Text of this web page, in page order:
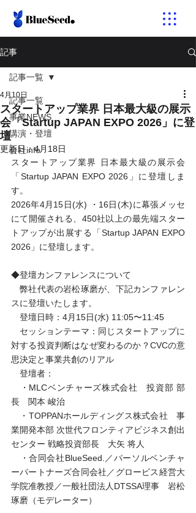
記事
記事一覧
事業NEWS
講演・登壇
会社info
記事一覧
スタートアップ業界 日本最大級の展示
会「Startup JAPAN EXPO 2026」に登
壇
4月10日
更新日：4月18日
スタートアップ業界 日本最大級の展示会
「Startup JAPAN EXPO 2026」に登壇しま
す。
2026年4月15日(水) ・16日(木)に幕張メッセ
にて開催される、450社以上の最先端スター
トアップが出展する「Startup JAPAN EXPO
2026」に登壇します。
◆登壇カンファレンスについて
弊社代表の岩松琢磨が、下記カンファレン
スに登壇いたします。
登壇日時：4月15日(水) 11:05〜11:45
セッションテーマ：同じスタートアップに
対する投資判断はなぜ変わるのか？CVCの意
思決定と事業共創のリアル
登壇者：
・MLCベンチャーズ株式会社　投資部 部
長　関本 峻治
・TOPPANホールディングス株式会社　事
業開発本部 次世代フロンティアビジネス創出
センター 戦略投資部長　大矢 将人
・合同会社BlueSeed.／パーソルベンチャ
ーパートナーズ合同会社／グロービス経営大
学院准教授／一般社団法人DTSSA理事　岩松
琢磨（モデレーター）